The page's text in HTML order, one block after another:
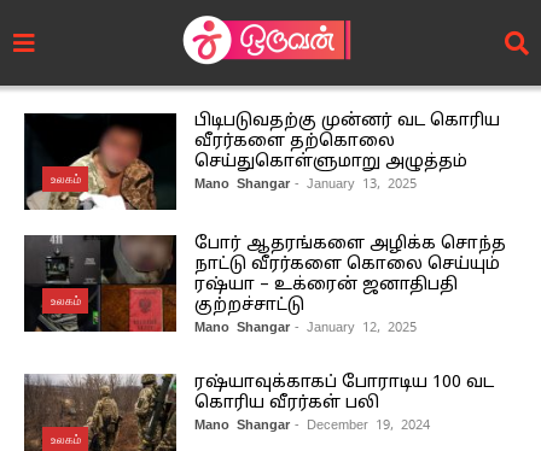
உலகம்
பிடிபடுவதற்கு முன்னர் வட கொரிய
வீரர்களை தற்கொலை
செய்துகொள்ளுமாறு அழுத்தம்
Mano Shangar - January 13, 2025
உலகம்
போர் ஆதரங்களை அழிக்க சொந்த
நாட்டு வீரர்களை கொலை செய்யும்
ரஷ்யா – உக்ரைன் ஜனாதிபதி
குற்றச்சாட்டு
Mano Shangar - January 12, 2025
உலகம்
ரஷ்யாவுக்காகப் போராடிய 100 வட
கொரிய வீரர்கள் பலி
Mano Shangar - December 19, 2024